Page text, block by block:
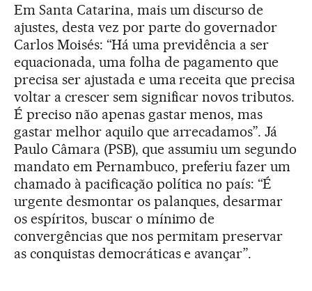
Em Santa Catarina, mais um discurso de
ajustes, desta vez por parte do governador
Carlos Moisés: “Há uma previdência a ser
equacionada, uma folha de pagamento que
precisa ser ajustada e uma receita que precisa
voltar a crescer sem significar novos tributos.
É preciso não apenas gastar menos, mas
gastar melhor aquilo que arrecadamos”. Já
Paulo Câmara (PSB), que assumiu um segundo
mandato em Pernambuco, preferiu fazer um
chamado à pacificação política no país: “É
urgente desmontar os palanques, desarmar
os espíritos, buscar o mínimo de
convergências que nos permitam preservar
as conquistas democráticas e avançar”.